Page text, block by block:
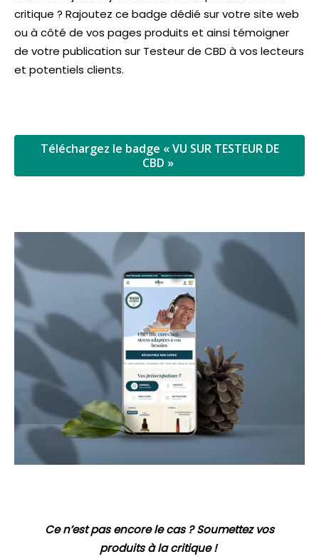
critique ? Rajoutez ce badge dédié sur votre site web
ou à côté de vos pages produits et ainsi témoigner
de votre publication sur Testeur de CBD à vos lecteurs
et potentiels clients.
Téléchargez le badge « VU SUR TESTEUR DE
CBD »
Ce n’est pas encore le cas ? Soumettez vos
produits à la critique !